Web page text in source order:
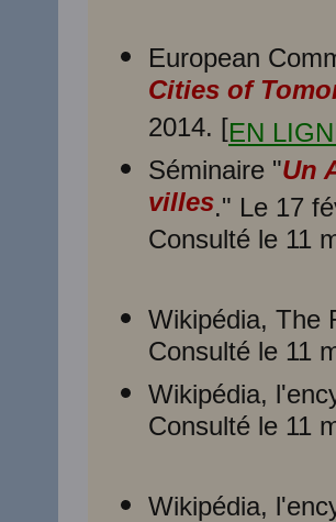
European
Cities of
2014. [EN
Séminaire "Un
villes." Le 17
Consulté le 11
Wikipédia, The
Consulté le 11
Wikipédia,
Consulté le 11
Wikipédia,